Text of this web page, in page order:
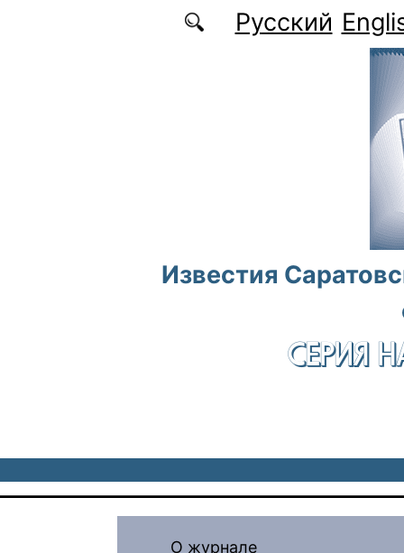
Перейти к основному содержаниюРусский
Известия
СЕРИЯ
О журнале